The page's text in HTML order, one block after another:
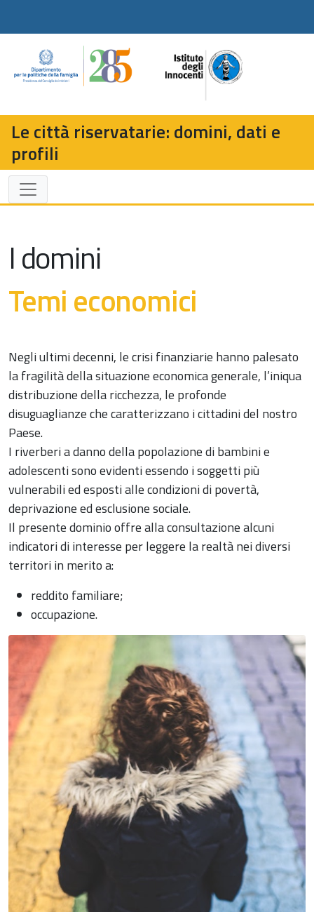
Le città riservatarie: domini, dati e
profili
I domini
Temi economici
Negli ultimi decenni, le crisi finanziarie hanno palesato
la fragilità della situazione economica generale, l’iniqua
distribuzione della ricchezza, le profonde
disuguaglianze che caratterizzano i cittadini del nostro
Paese.
I riverberi a danno della popolazione di bambini e
adolescenti sono evidenti essendo i soggetti più
vulnerabili ed esposti alle condizioni di povertà,
deprivazione ed esclusione sociale.
Il presente dominio offre alla consultazione alcuni
indicatori di interesse per leggere la realtà nei diversi
territori in merito a:
reddito familiare;
occupazione.